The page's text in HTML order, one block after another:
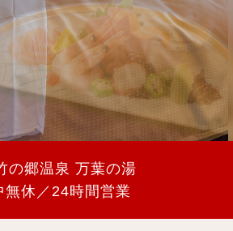
の郷温泉 万葉の湯
無休／24時間営業